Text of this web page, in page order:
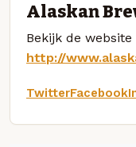
Alaskan
Bekijk de
http://
TwitterFacebook